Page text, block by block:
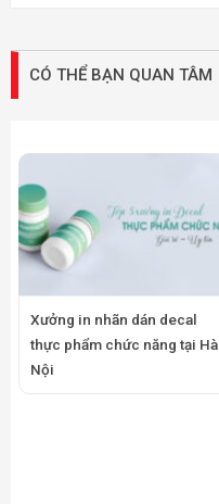
CÓ THỂ BẠN QUAN TÂM
Xưởng in nhãn dán decal
thực phẩm chức năng tại Hà
Nội